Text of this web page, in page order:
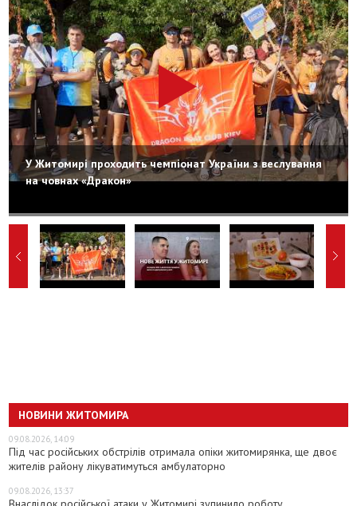
У Житомирі проходить чемпіонат України з веслування
на човнах «Дракон»
НОВИНИ ЖИТОМИРА
09.08.2026, 14:09
Під час російських обстрілів отримала опіки житомирянка, ще двоє
жителів району лікуватимуться амбулаторно
09.08.2026, 13:37